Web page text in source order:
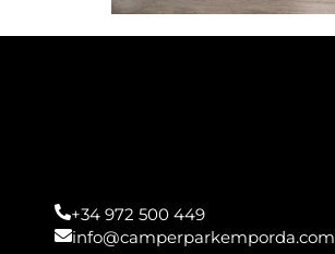
+34 972 500 449
info@camperparkemporda.com